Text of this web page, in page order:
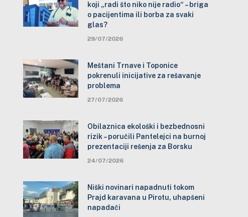
koji „radi što niko nije radio“ – briga
o pacijentima ili borba za svaki
glas?
29/07/2026
Meštani Trnave i Toponice
pokrenuli inicijative za rešavanje
problema
27/07/2026
Obilaznica ekološki i bezbednosni
rizik – poručili Pantelejci na burnoj
prezentaciji rešenja za Borsku
24/07/2026
Niški novinari napadnuti tokom
Prajd karavana u Pirotu, uhapšeni
napadači